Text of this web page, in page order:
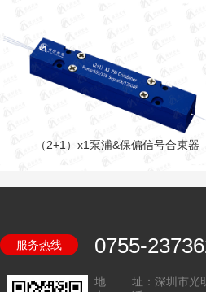
（2+1）x1泵浦&保偏信号合束器
服务热线 0755-
地 址：深圳市光明